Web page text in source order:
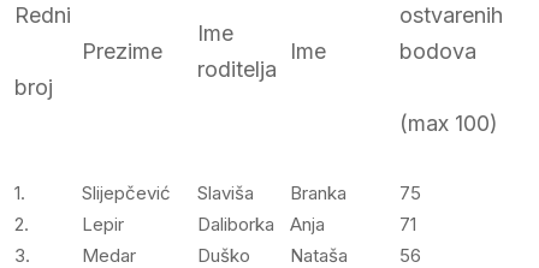
Redni
broj
Prezime
Ime
roditelja
Ime
ostvarenih
bodova
(max 100)
1. Slijepčević Slaviša Branka
75
2.
Lepir Daliborka Anja
71
3.
Medar Duško Nataša 56